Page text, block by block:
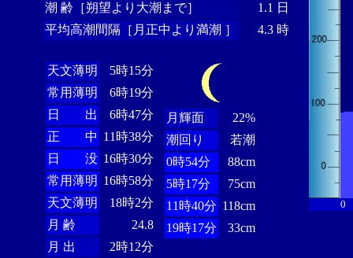
潮 齢［朔望より大潮まで］
1.1 日
平均高潮間隔［月正中より満潮 ］
4.3 時
天文薄明
5時15分
常用薄明
6時19分
日 出
6時47分
正 中 11時38分
日 没 16時30分
常用薄明 16時58分
天文薄明
18時2分
月 齢
24.8
月 出
2時12分
月輝面
22%
潮回り
若潮
0時54分
88cm
5時17分
75cm
11時40分 118cm
19時17分
33cm
0